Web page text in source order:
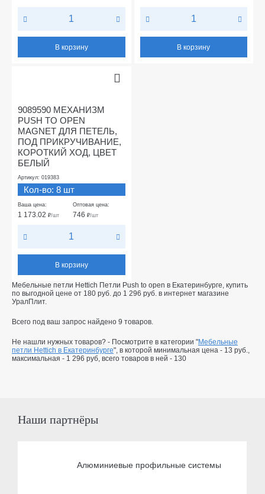
В корзину В корзину
9089590 МЕХАНИЗМ
PUSH TO OPEN
MAGNET ДЛЯ ПЕТЕЛЬ,
ПОД ПРИКРУЧИВАНИЕ,
КОРОТКИЙ ХОД, ЦВЕТ
БЕЛЫЙ
Артикул: 019383
Кол-во: 8 шт
Ваша цена:
1 173.02 ₽/шт
Оптовая цена:
746₽/шт
В корзину
Мебельные петли Hettich Петли Push to open в Екатеринбурге, купить
по выгодной цене от 180 руб. до 1 296 руб. в интернет магазине
УралПлит.
Всего под ваш запрос найдено 9 товаров.
Не нашли нужных товаров? - Посмотрите в категории "Мебельные
петли Hettich в Екатеринбурге", в которой минимальная цена - 13 руб.,
максимальная - 1 296 руб, всего товаров в ней - 130
Наши партнёры
Алюминиевые профильные системы